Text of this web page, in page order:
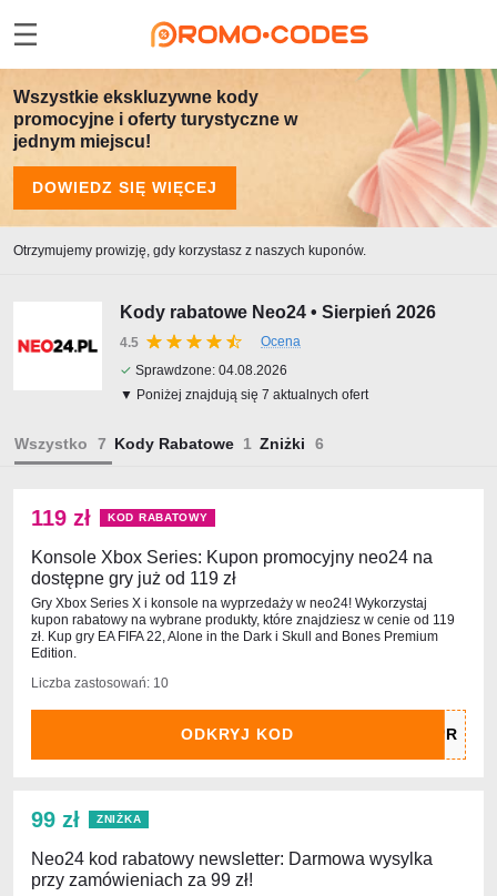
Wszystkie ekskluzywne kody
promocyjne i oferty turystyczne w
jednym miejscu!
DOWIEDZ SIĘ WIĘCEJ
Otrzymujemy prowizję, gdy korzystasz z naszych kuponów.
Kody rabatowe Neo24 • Sierpień 2026
4.5
Ocena
✓ Sprawdzone: 04.08.2026
▼ Poniżej znajdują się 7 aktualnych ofert
Wszystko Kody Rabatowe Zniżki
119 zł KOD RABATOWY
Konsole Xbox Series: Kupon promocyjny neo24 na
dostępne gry już od 119 zł
Gry Xbox Series X i konsole na wyprzedaży w neo24! Wykorzystaj
kupon rabatowy na wybrane produkty, które znajdziesz w cenie od 119
zł. Kup gry EA FIFA 22, Alone in the Dark i Skull and Bones Premium
Edition.
Liczba zastosowań: 10
ODKRYJ KOD
99 zł ZNIŻKA
Neo24 kod rabatowy newsletter: Darmowa wysylka
przy zamówieniach za 99 zł!